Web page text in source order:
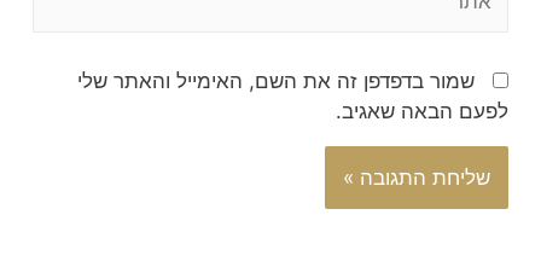
שמור בדפדפן זה את השם, האימייל והאתר שלי
לפעם הבאה שאגיב.